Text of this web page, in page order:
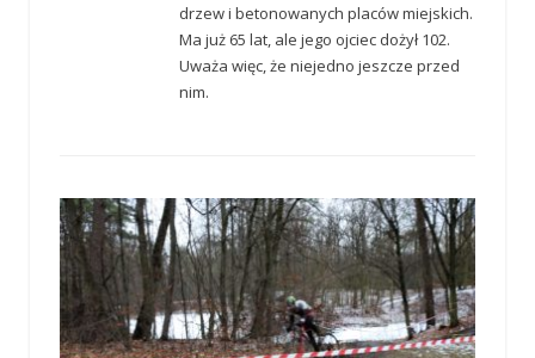
drzew i betonowanych placów miejskich.
Ma już 65 lat, ale jego ojciec dożył 102.
Uważa więc, że niejedno jeszcze przed
nim.